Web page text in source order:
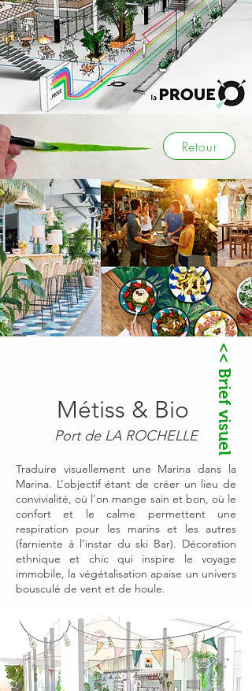
Retour
Métiss & Bio << Brief visuel
Port de LA ROCHELLE
Traduire visuellement une Marina dans la
Marina. L’objectif étant de créer un lieu de
convivialité, où l'on mange sain et bon, où le
confort et le calme permettent une
respiration pour les marins et les autres
(farniente à l’instar du ski Bar). Décoration
ethnique et chic qui inspire le voyage
immobile, la végétalisation apaise un univers
bousculé de vent et de houle.